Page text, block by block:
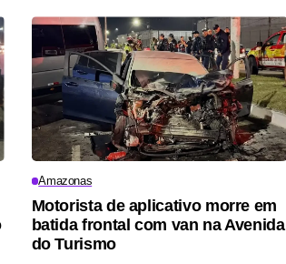
Amazonas
Motorista de aplicativo morre em
batida frontal com van na Avenida
do Turismo